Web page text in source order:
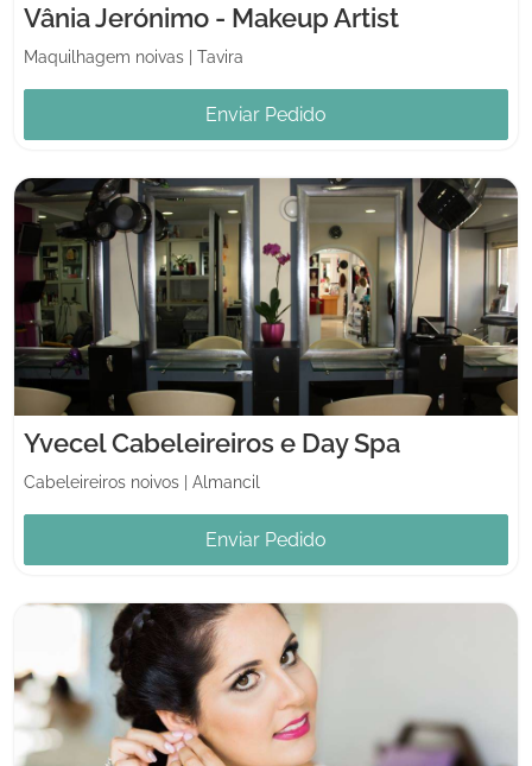
Vânia Jerónimo - Makeup Artist
Maquilhagem noivas Tavira
Enviar Pedido
Yvecel Cabeleireiros e Day Spa
Cabeleireiros noivos Almancil
Enviar Pedido